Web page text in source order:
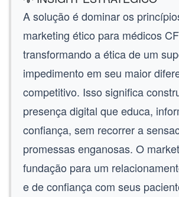
A solução é dominar os
marketing ético para médicos
transformando a ética de um
impedimento em seu maior
competitivo. Isso significa
presença digital que educa,
confiança, sem recorrer a
promessas enganosas. O
fundação para um
e de confiança com seus